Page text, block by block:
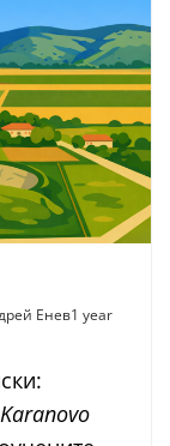
Енев1 year
Karanovo